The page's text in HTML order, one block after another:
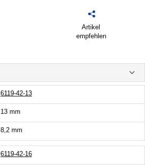
Artikel
empfehlen
6119-42-13
13 mm
8,2 mm
6119-42-16